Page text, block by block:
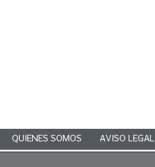
QUIENES SOMOS AVISO LEGAL